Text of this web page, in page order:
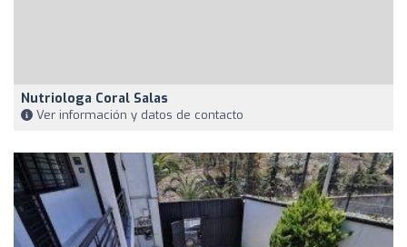
Nutriologa Coral Salas
Ver información y datos de contacto